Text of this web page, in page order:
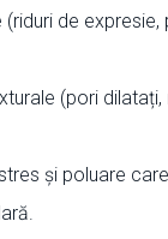
de expresie,
(pori
și poluare